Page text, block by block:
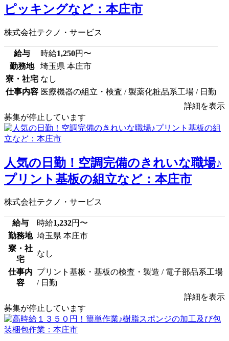
ピッキングなど：本庄市
株式会社テクノ・サービス
給与 時給1,250円〜
勤務地
埼玉県 本庄市
寮・社宅 なし
仕事内容 医療機器の組立・検査 / 製薬化粧品系工場 / 日勤
詳細を表示
募集が停止しています
人気の日勤！空調完備のきれいな職場♪
プリント基板の組立など：本庄市
株式会社テクノ・サービス
給与 時給1,232円〜
勤務地 埼玉県 本庄市
寮・社
宅
なし
仕事内
容
プリント基板・基板の検査・製造 / 電子部品系工場
/ 日勤
詳細を表示
募集が停止しています